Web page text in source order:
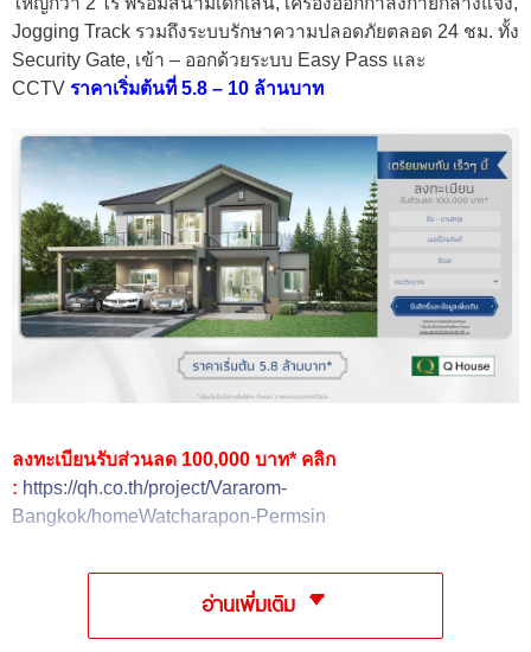
Jogging Track รวมถึงระบบรักษาความปลอดภัยตลอด 24 ชม. ทั้ง
Security Gate, เข้า – ออกด้วยระบบ Easy Pass และ
CCTV ราคาเริ่มต้นที่ 5.8 – 10 ล้านบาท
ลงทะเบียนรับส่วนลด 100,000 บาท* คลิก
: https://qh.co.th/project/Vararom-
Bangkok/homeWatcharapon-Permsin
อ่านเพิ่มเติม